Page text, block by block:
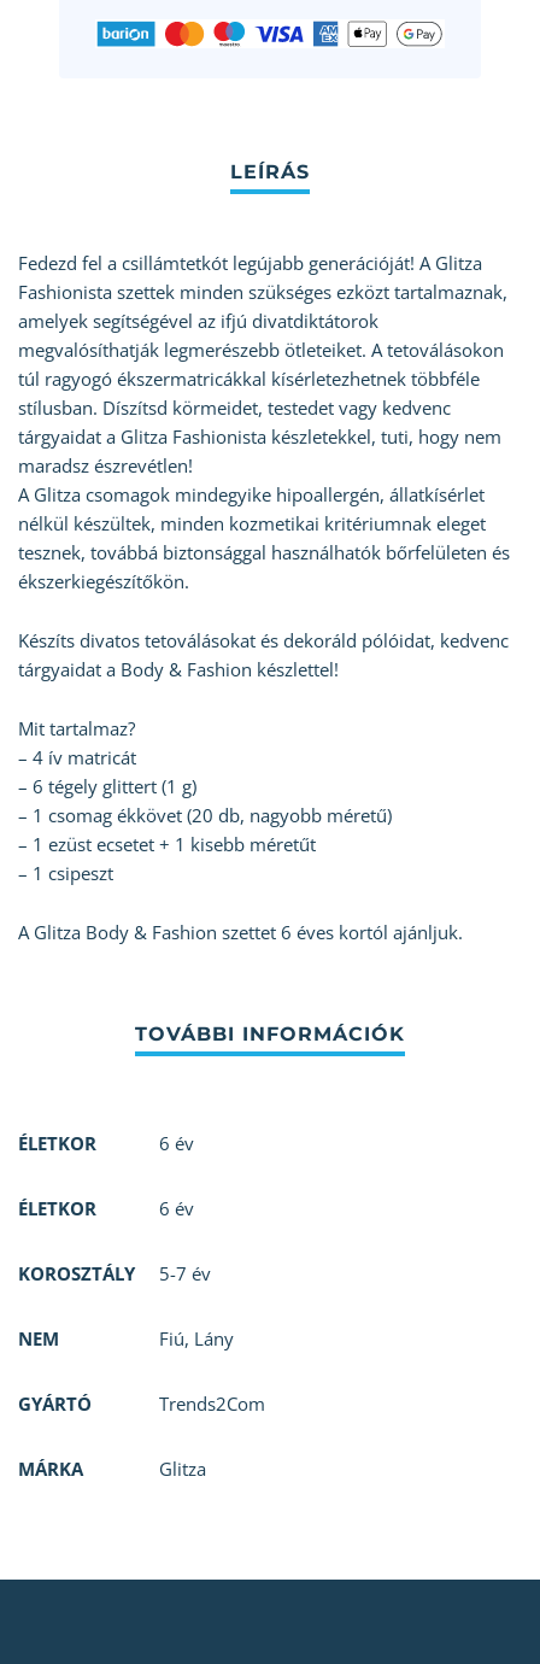
Fedezd fel a csillámtetkót legújabb generációját! A Glitza
Fashionista szettek minden szükséges ezközt tartalmaznak,
amelyek segítségével az ifjú divatdiktátorok
megvalósíthatják legmerészebb ötleteiket. A tetoválásokon
túl ragyogó ékszermatricákkal kísérletezhetnek többféle
stílusban. Díszítsd körmeidet, testedet vagy kedvenc
tárgyaidat a Glitza Fashionista készletekkel, tuti, hogy nem
maradsz észrevétlen!
A Glitza csomagok mindegyike hipoallergén, állatkísérlet
nélkül készültek, minden kozmetikai kritériumnak eleget
tesznek, továbbá biztonsággal használhatók bőrfelületen és
ékszerkiegészítőkön.
Készíts divatos tetoválásokat és dekoráld pólóidat, kedvenc
tárgyaidat a Body & Fashion készlettel!
Mit tartalmaz?
– 4 ív matricát
– 6 tégely glittert (1 g)
– 1 csomag ékkövet (20 db, nagyobb méretű)
– 1 ezüst ecsetet + 1 kisebb méretűt
– 1 csipeszt
A Glitza Body & Fashion szettet 6 éves kortól ajánljuk.
ÉLETKOR 6 év
ÉLETKOR 6 év
KOROSZTÁLY 5-7 év
NEM Fiú, Lány
GYÁRTÓ Trends2Com
MÁRKA Glitza